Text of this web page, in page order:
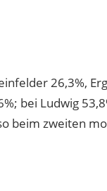
26,3%,
bei Ludwig
beim zweiten